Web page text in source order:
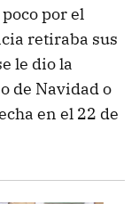
por el
retiraba sus
le dio la
de Navidad o
en el 22 de